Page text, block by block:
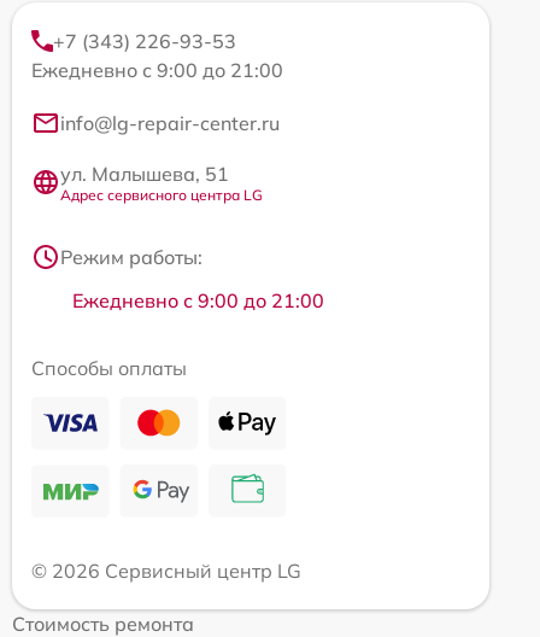
+7 (343) 226-93-53
Ежедневно с 9:00 до 21:00
info@lg-repair-center.ru
ул. Малышева, 51
Адрес сервисного центра LG
Режим работы:
Ежедневно с 9:00 до 21:00
Способы оплаты
© 2026 Сервисный центр LG
Стоимость ремонта